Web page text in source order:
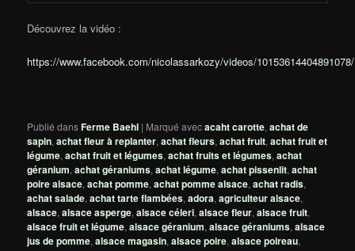
Découvrez la vidéo :
https://www.facebook.com/nicolassarkozy/videos/10153614404891078/
Publié dansFerme Baehl | Marqué avecacaht carotte,achat de
sapin,achat fleur à replanter,achat fleurs,achat fruit,achat fruit et
légume,achat fruit et légumes,achat fruits et légumes,achat
géranium,achat géraniums,achat légume,achat pissenlit,achat
poire alsace,achat pomme,achat pomme alsace,achat radis,
achat salade,achat tarte flambées,adora,agriculteur alsace,
alsace,alsace asperge,alsace céleri,alsace fleur,alsace fruit,
alsace fruit et légume,alsace géranium,alsace géraniums,alsace
jus de pomme,alsace magasin,alsace poire,alsace poireau,